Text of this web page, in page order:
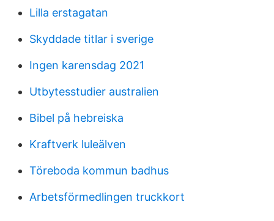
Lilla erstagatan
Skyddade titlar i sverige
Ingen karensdag 2021
Utbytesstudier australien
Bibel på hebreiska
Kraftverk luleälven
Töreboda kommun badhus
Arbetsförmedlingen truckkort